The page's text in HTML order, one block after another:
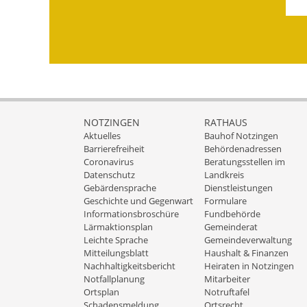
NOTZINGEN
Aktuelles
Barrierefreiheit
Coronavirus
Datenschutz
Gebärdensprache
Geschichte und Gegenwart
Informationsbroschüre
Lärmaktionsplan
Leichte Sprache
Mitteilungsblatt
Nachhaltigkeitsbericht
Notfallplanung
Ortsplan
RATHAUS
Bauhof Notzingen
Behördenadressen
Beratungsstellen im
Landkreis
Dienstleistungen
Formulare
Fundbehörde
Gemeinderat
Gemeindeverwaltung
Haushalt & Finanzen
Heiraten in Notzingen
Mitarbeiter
Notruftafel